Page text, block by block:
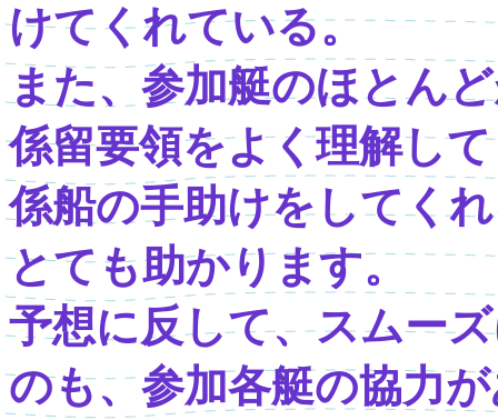
けてくれている。
また、参加艇のほとん
係留要領をよく理解し
係船の手助けをしてく
とても助かります。
予想に反して、スムー
のも、参加各艇の協力